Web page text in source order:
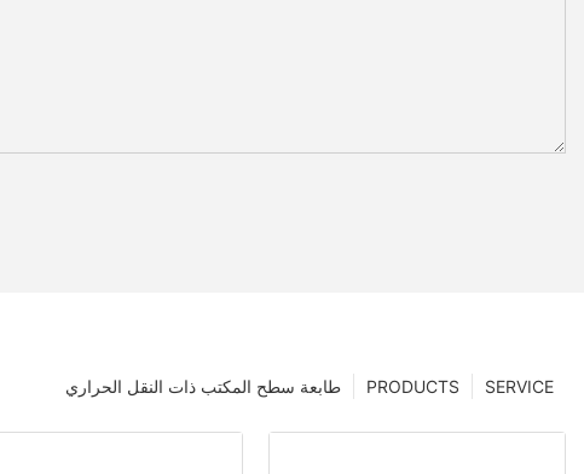
SERVICE
PRODUCTS طابعة سطح المكتب ذات النقل الحراري